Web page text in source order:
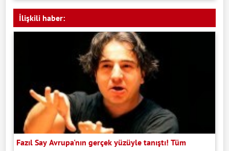
İlişkili haber:
Fazıl Say Avrupa'nın gerçek yüzüyle tanıştı! Tüm